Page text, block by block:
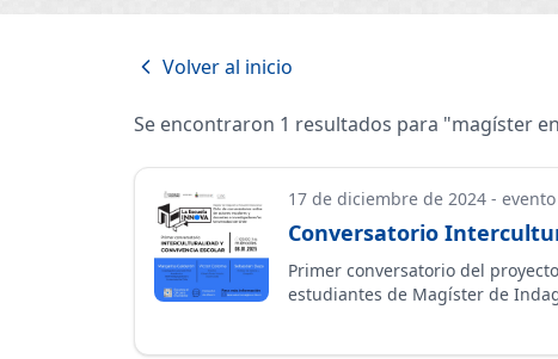
Volver al inicio
Se encontraron 1 resultados para "magíster
17 de diciembre de 2024 - evento
Conversatorio
Primer conversatorio del
estudiantes de Magíster de